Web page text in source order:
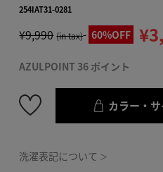
254IAT31-0281
¥9,990 (in tax) 60%OFF
AZULPOINT 36 ポイント
カラー・
洗濯表記について ＞